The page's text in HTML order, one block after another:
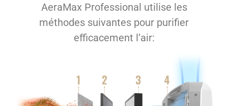
AeraMax Professional utilise les
méthodes suivantes pour purifier
efficacement l’air: